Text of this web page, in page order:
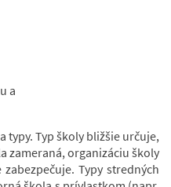
a
typy. Typ školy bližšie určuje,
zameraná, organizáciu školy
Typy stredných